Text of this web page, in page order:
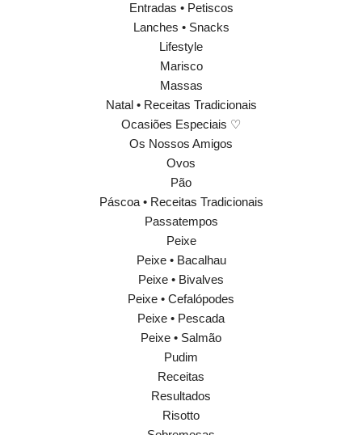
Entradas • Petiscos
Lanches • Snacks
Lifestyle
Marisco
Massas
Natal • Receitas Tradicionais
Ocasiões Especiais ♡
Os Nossos Amigos
Ovos
Pão
Páscoa • Receitas Tradicionais
Passatempos
Peixe
Peixe • Bacalhau
Peixe • Bivalves
Peixe • Cefalópodes
Peixe • Pescada
Peixe • Salmão
Pudim
Receitas
Resultados
Risotto